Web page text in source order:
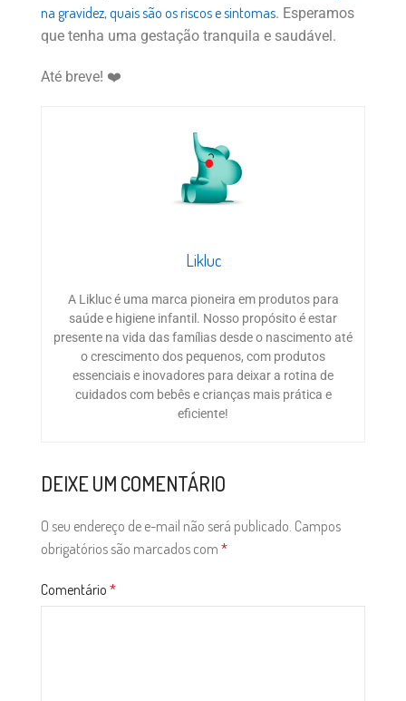
na gravidez, quais são os riscos e sintomas. Esperamos
que tenha uma gestação tranquila e saudável.
Até breve! ❤️
Likluc
A Likluc é uma marca pioneira em produtos para
saúde e higiene infantil. Nosso propósito é estar
presente na vida das famílias desde o nascimento até
o crescimento dos pequenos, com produtos
essenciais e inovadores para deixar a rotina de
cuidados com bebês e crianças mais prática e
eficiente!
DEIXE UM COMENTÁRIO
O seu endereço de e-mail não será publicado. Campos
obrigatórios são marcados com *
Comentário *